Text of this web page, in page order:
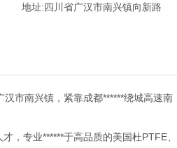
地址:四川省广汉市南兴镇向新路
市南兴镇，紧靠成都******绕城高速南
专业******于高品质的美国杜PTFE、